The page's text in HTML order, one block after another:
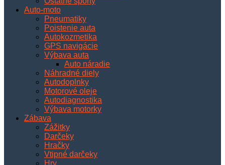
Auto-moto
Pneumatiky
Poistenie auta
Autokozmetika
GPS navigácie
Výbava auta
Auto náradie
Náhradné diely
Autodoplnky
Motorové oleje
Autodiagnostika
Výbava motorky
Zábava
Zážitky
Darčeky
Hračky
Vtipné darčeky
Hry